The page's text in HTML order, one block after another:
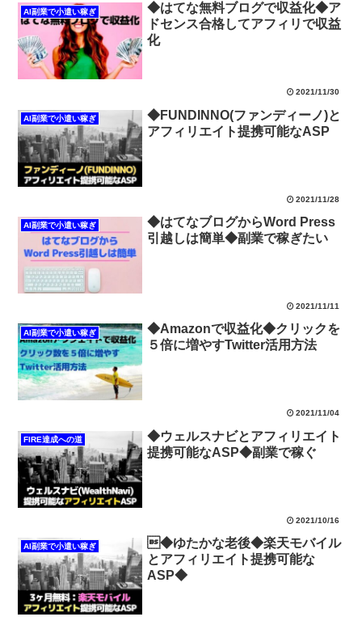
AI副業で小遣い稼ぎ
◆はてな無料ブログで収益化◆ア
ドセンス合格してアフィリで収益
化
2021/11/30
AI副業で小遣い稼ぎ
◆FUNDINNO(ファンディーノ)と
アフィリエイト提携可能なASP
2021/11/28
AI副業で小遣い稼ぎ
◆はてなブログからWord Press
引越しは簡単◆副業で稼ぎたい
2021/11/11
AI副業で小遣い稼ぎ
◆Amazonで収益化◆クリックを
５倍に増やすTwitter活用方法
2021/11/04
FIRE達成への道
◆ウェルスナビとアフィリエイト
提携可能なASP◆副業で稼ぐ
2021/10/16
AI副業で小遣い稼ぎ
◆ゆたかな老後◆楽天モバイル
とアフィリエイト提携可能な
ASP◆